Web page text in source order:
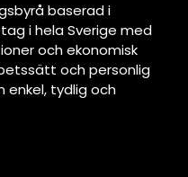
baserad i
i hela Sverige med
och ekonomisk
och personlig
enkel, tydlig och